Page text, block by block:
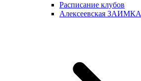
Расписание клубов
Алексеевская ЗАИМКА